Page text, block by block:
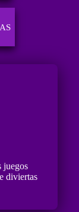
juegos
diviertas